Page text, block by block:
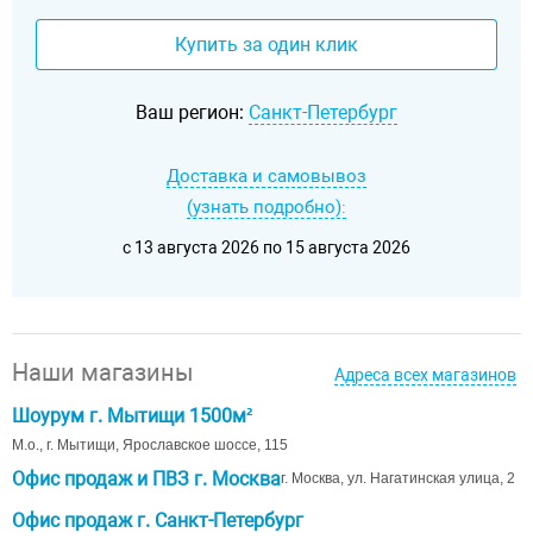
Купить за один клик
Ваш регион: Санкт-Петербург
Доставка и самовывоз
(узнать подробно):
c 13 августа 2026 по 15 августа 2026
Наши магазины Адреса всех магазинов
Шоурум г. Мытищи 1500м²
М.о., г. Мытищи, Ярославское шоссе, 115
Офис продаж и ПВЗ г. Москваг. Москва, ул. Нагатинская улица, 2
Офис продаж г. Санкт-Петербург